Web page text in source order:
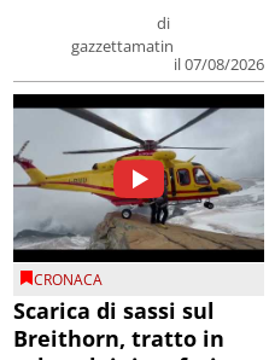
di
gazzettamatin
il 07/08/2026
CRONACA
Scarica di sassi sul
Breithorn, tratto in